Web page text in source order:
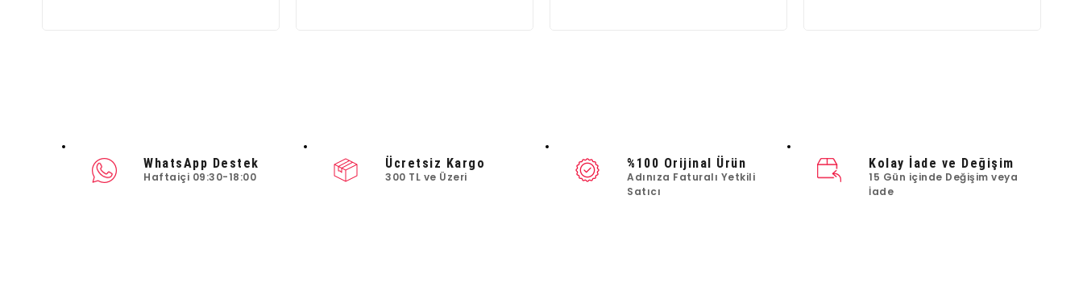
WhatsApp Destek
Haftaiçi 09:30-18:00
Ücretsiz Kargo
300 TL ve Üzeri
%100 Orijinal Ürün
Adınıza Faturalı Yetkili
Satıcı
Kolay İade ve Değişim
15 Gün içinde Değişim veya
İade